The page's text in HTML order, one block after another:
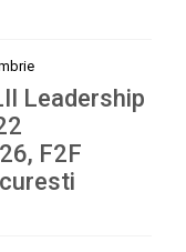
Leadership
F2F